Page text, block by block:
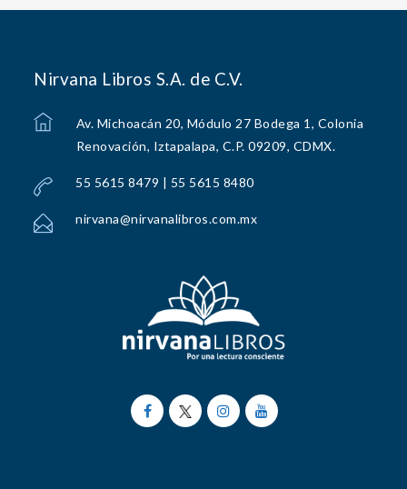
Nirvana Libros S.A. de C.V.
Av. Michoacán 20, Módulo 27 Bodega 1, Colonia
Renovación, Iztapalapa, C.P. 09209, CDMX.
55 5615 8479 | 55 5615 8480
nirvana@nirvanalibros.com.mx